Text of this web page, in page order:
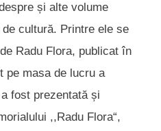
și alte volume
cultură. Printre ele se
Radu Flora, publicat în
pe masa de lucru a
fost prezentată și
,,Radu Flora“,